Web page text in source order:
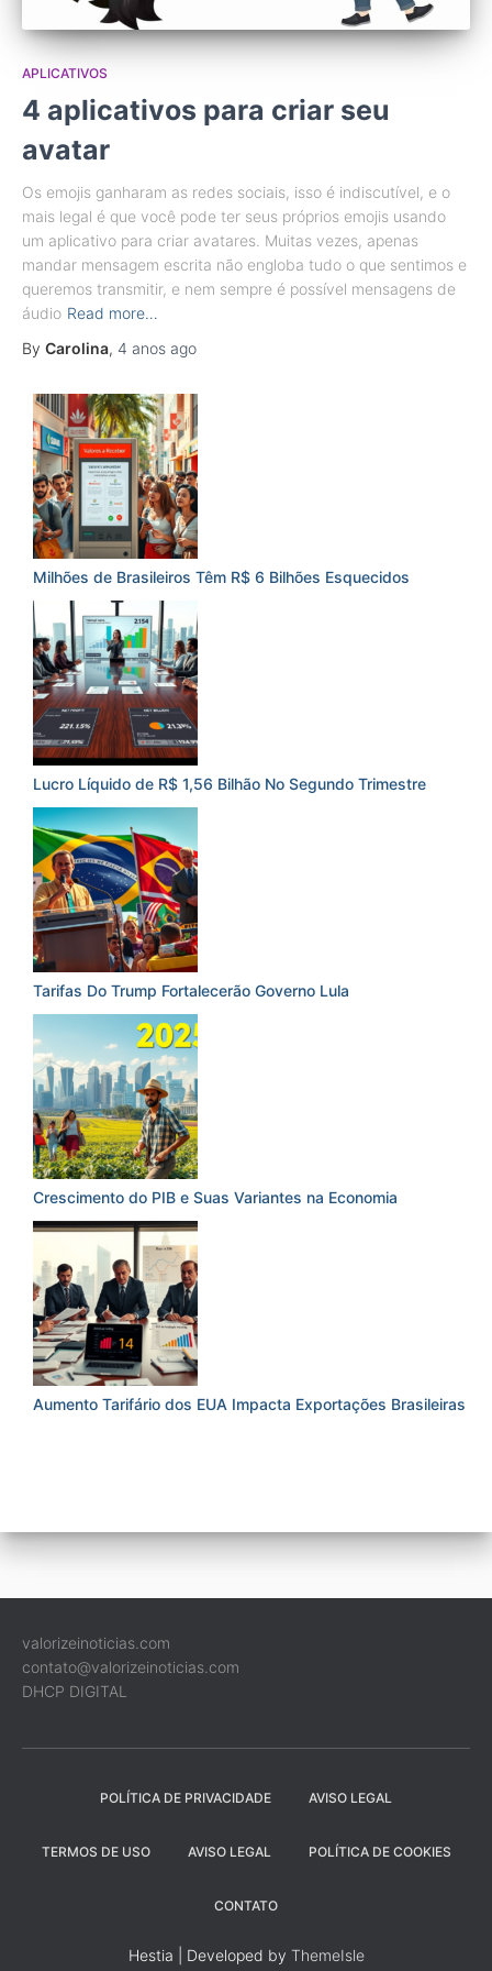
APLICATIVOS
4 aplicativos para criar seu
avatar
Os emojis ganharam as redes sociais, isso é indiscutível, e o
mais legal é que você pode ter seus próprios emojis usando
um aplicativo para criar avatares. Muitas vezes, apenas
mandar mensagem escrita não engloba tudo o que sentimos e
queremos transmitir, e nem sempre é possível mensagens de
áudio Read more…
By Carolina, 4 anos ago
Milhões de Brasileiros Têm R$ 6 Bilhões Esquecidos
Lucro Líquido de R$ 1,56 Bilhão No Segundo Trimestre
Tarifas Do Trump Fortalecerão Governo Lula
Crescimento do PIB e Suas Variantes na Economia
Aumento Tarifário dos EUA Impacta Exportações Brasileiras
valorizeinoticias.com
contato@valorizeinoticias.com
DHCP DIGITAL
POLÍTICA DE PRIVACIDADE AVISO LEGAL
TERMOS DE USO AVISO LEGAL POLÍTICA DE COOKIES
CONTATO
Hestia | Developed by ThemeIsle